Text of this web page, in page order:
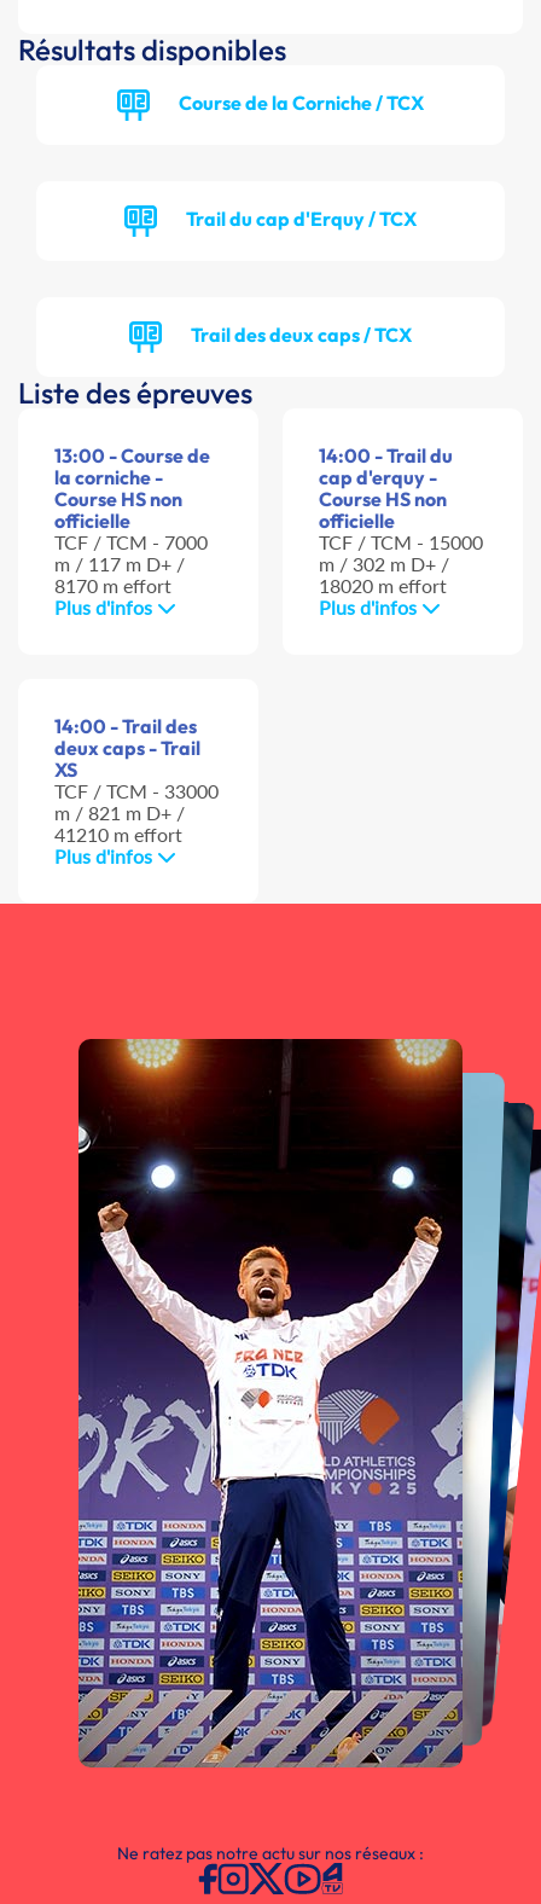
Résultats disponibles
Course de la Corniche / TCX
Trail du cap d'Erquy / TCX
Trail des deux caps / TCX
Liste des épreuves
13:00 - Course de
la corniche -
Course HS non
officielle
TCF / TCM - 7000
m / 117 m D+ /
8170 m effort
Plus d'infos
14:00 - Trail du
cap d'erquy -
Course HS non
officielle
TCF / TCM - 15000
m / 302 m D+ /
18020 m effort
Plus d'infos
14:00 - Trail des
deux caps - Trail
XS
TCF / TCM - 33000
m / 821 m D+ /
41210 m effort
Plus d'infos
Ne ratez pas notre actu sur nos réseaux :